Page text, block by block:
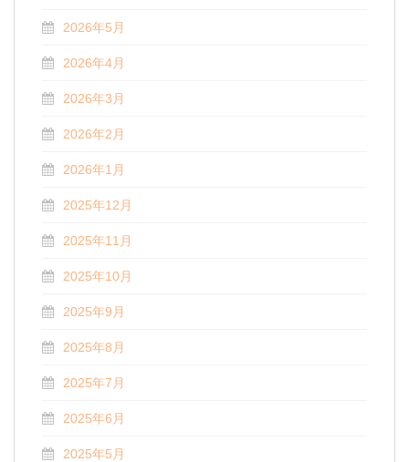
2026年5月
2026年4月
2026年3月
2026年2月
2026年1月
2025年12月
2025年11月
2025年10月
2025年9月
2025年8月
2025年7月
2025年6月
2025年5月